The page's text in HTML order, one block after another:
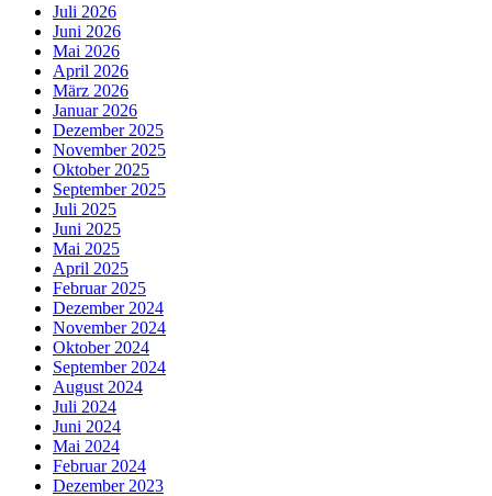
Juli 2026
Juni 2026
Mai 2026
April 2026
März 2026
Januar 2026
Dezember 2025
November 2025
Oktober 2025
September 2025
Juli 2025
Juni 2025
Mai 2025
April 2025
Februar 2025
Dezember 2024
November 2024
Oktober 2024
September 2024
August 2024
Juli 2024
Juni 2024
Mai 2024
Februar 2024
Dezember 2023